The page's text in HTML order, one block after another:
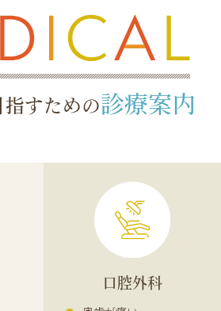
すための診療案内
口腔外科